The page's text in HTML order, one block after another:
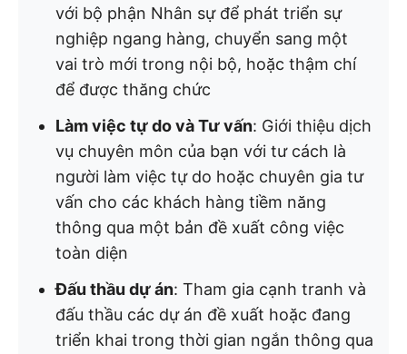
với bộ phận Nhân sự để phát triển sự
nghiệp ngang hàng, chuyển sang một
vai trò mới trong nội bộ, hoặc thậm chí
để được thăng chức
Làm việc tự do và Tư vấn: Giới thiệu dịch
vụ chuyên môn của bạn với tư cách là
người làm việc tự do hoặc chuyên gia tư
vấn cho các khách hàng tiềm năng
thông qua một bản đề xuất công việc
toàn diện
Đấu thầu dự án: Tham gia cạnh tranh và
đấu thầu các dự án đề xuất hoặc đang
triển khai trong thời gian ngắn thông qua